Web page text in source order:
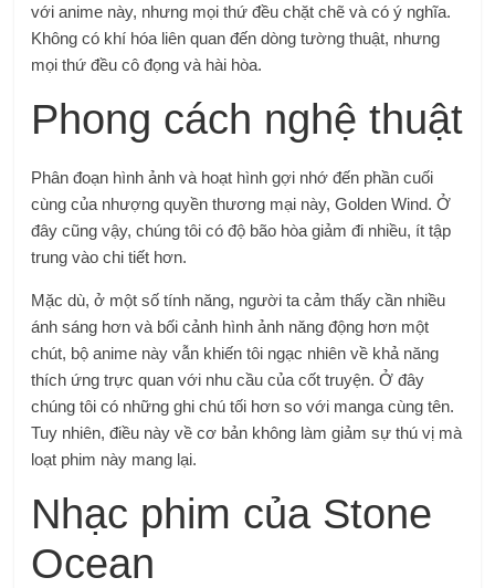
với anime này, nhưng mọi thứ đều chặt chẽ và có ý nghĩa.
Không có khí hóa liên quan đến dòng tường thuật, nhưng
mọi thứ đều cô đọng và hài hòa.
Phong cách nghệ thuật
Phân đoạn hình ảnh và hoạt hình gợi nhớ đến phần cuối
cùng của nhượng quyền thương mại này, Golden Wind. Ở
đây cũng vậy, chúng tôi có độ bão hòa giảm đi nhiều, ít tập
trung vào chi tiết hơn.
Mặc dù, ở một số tính năng, người ta cảm thấy cần nhiều
ánh sáng hơn và bối cảnh hình ảnh năng động hơn một
chút, bộ anime này vẫn khiến tôi ngạc nhiên về khả năng
thích ứng trực quan với nhu cầu của cốt truyện. Ở đây
chúng tôi có những ghi chú tối hơn so với manga cùng tên.
Tuy nhiên, điều này về cơ bản không làm giảm sự thú vị mà
loạt phim này mang lại.
Nhạc phim của Stone
Ocean